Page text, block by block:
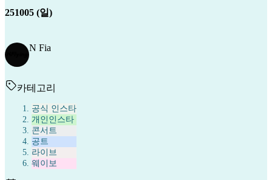
251005 (일)
N Fia
카테고리
공식 인스타
개인인스타
콘서트
공트
라이브
웨이보